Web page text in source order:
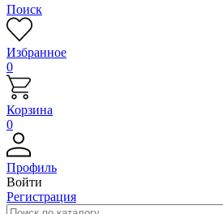
Поиск
Избранное
0
Корзина
0
Профиль
Войти
Регистрация